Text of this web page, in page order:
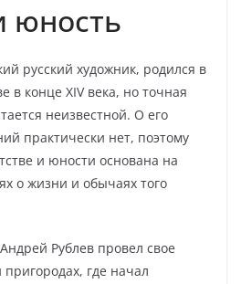
юность
русский художник, родился в
в конце XIV века, но точная
неизвестной. О его
практически нет, поэтому
и юности основана на
о жизни и обычаях того
Рублев провел свое
где начал